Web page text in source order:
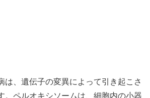
は、遺伝子の変異によって引き起こさ
。ペルオキシソームは、細胞内の小器